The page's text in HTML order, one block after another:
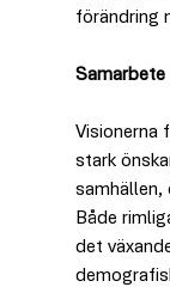
förändring
Samarbete
Visionerna
stark
samhällen,
Både
det